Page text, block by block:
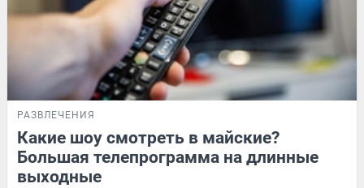
РАЗВЛЕЧЕНИЯ
Какие шоу смотреть в майские?
Большая телепрограмма на длинные
выходные